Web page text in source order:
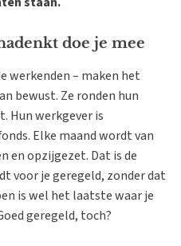
doe je mee
werkenden – maken het
bewust. Ze ronden hun
Hun werkgever is
Elke maand wordt van
en opzijgezet. Dat is de
voor je geregeld, zonder dat
is wel het laatste waar je
geregeld, toch?